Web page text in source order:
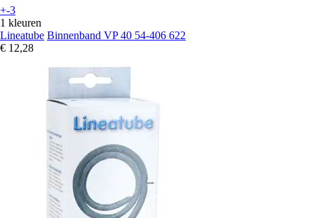
+-3
1 kleuren
Lineatube Binnenband VP 40 54-406 622
€ 12,28